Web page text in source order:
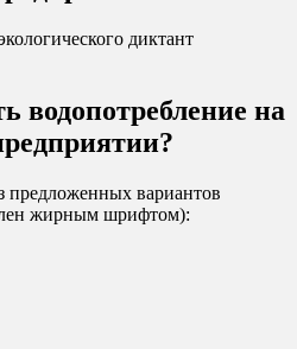
диктант
водопотребление на
предложенных вариантов
жирным шрифтом):